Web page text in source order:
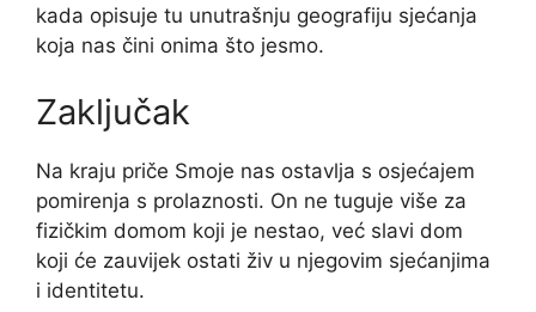
kada opisuje tu unutrašnju geografiju sjećanja
koja nas čini onima što jesmo.
Zaključak
Na kraju priče Smoje nas ostavlja s osjećajem
pomirenja s prolaznosti. On ne tuguje više za
fizičkim domom koji je nestao, već slavi dom
koji će zauvijek ostati živ u njegovim sjećanjima
i identitetu.